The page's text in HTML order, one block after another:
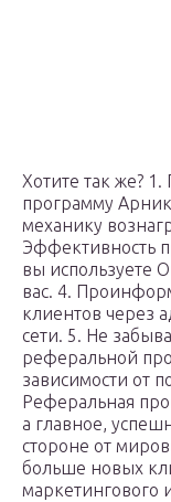
Хотите так же?
программу
механику
Эффективность
вы используете
вас. 4.
клиентов через
сети. 5. Не
реферальной
зависимости от
Реферальная
а главное,
стороне от
больше новых
маркетингового